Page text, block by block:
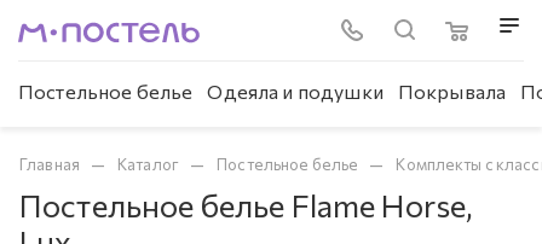
Постельное белье Одеяла и подушки Покрывала
Главная — Каталог — Постельное белье — Комплекты с
Постельное белье Flame Horse,